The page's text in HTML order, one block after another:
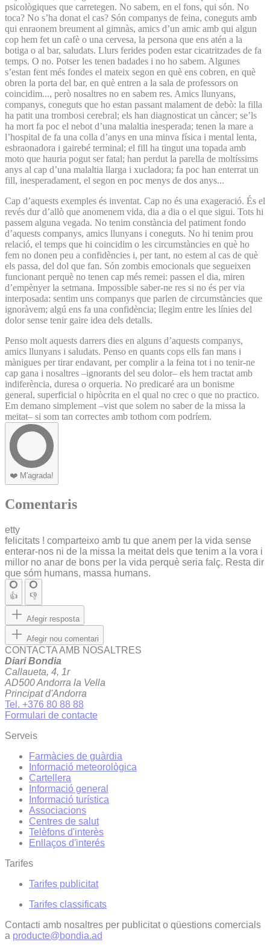
psicològiques que carretegen. No sabem, en el fons, qui són. No
toca? No s’ha donat el cas? Són companys de feina, coneguts amb
qui enraonem breument al gimnàs, amics d’un amic amb qui algun
cop hem fet un cafè o una cervesa, la persona que ens atén a la
botiga o al bar, saludats. Llurs ferides poden estar cicatritzades de fa
temps. O no. Potser les tenen badades i no ho sabem. Algunes
s’estan fent més fondes el mateix segon en què ens cobren, en què
obren la porta del bar, en què entren a la sala de professors on
coincidim..., però nosaltres no en sabem res. Amics llunyans,
companys, coneguts que ho estan passant malament de debò: la filla
ha patit una trombosi cerebral; els han diagnosticat un càncer; se’ls
ha mort fa poc el nebot d’una malaltia inesperada; tenen la mare a
l’hospital de fa una colla d’anys en una minva física i mental lenta,
esbraonadora i gairebé terminal; el fill ha tingut una topada amb
moto que hauria pogut ser fatal; han perdut la parella de moltíssims
anys al cap d’una malaltia llarga i xucladora; fa poc han enterrat un
fill, inesperadament, el segon en poc menys de dos anys...
Cap d’aquests exemples és inventat. Cap no és una exageració. És el
revés dur d’allò que anomenem vida, dia a dia o el que sigui. Tots hi
passem alguna vegada. No tenim constància del patiment fondo
d’aquests companys, amics llunyans i coneguts. No hi tenim prou
relació, el temps que hi coincidim o les circumstàncies en què ho
fem no donen peu a confidències i, per tant, no estem al cas de què
els passa, del dol que fan. Són zombis emocionals que segueixen
funcionant perquè no tenen cap més remei: passen el dia, miren
d’empènyer la setmana. Impossible saber-ne res si no és per via
interposada: sentim uns companys que parlen de circumstàncies que
ignoràvem; algú ens fa una confidència; llegim entre les línies del
dolor sense tenir gaire idea dels detalls.
Penso molt aquests darrers dies en alguns d’aquests companys,
amics llunyans i saludats. Penso en quants cops ells fan mans i
mànigues per tirar endavant, per complir a la feina tot i no tenir-ne
cap gana i nosaltres –ignorants del seu dolor– els hem tractat amb
indiferència, duresa o orqueria. No predicaré ara un bonisme
general, superficial o hipòcrita en el qual no crec o que no practico.
Em demano simplement –vist que solem no saber de la missa la
meitat– si som tan correctes amb tothom com podríem.
❤️ M'agrada!
Comentaris
etty
felicitats ! comparteixo amb tu que anem per la vida sense
enterar-nos ni de la missa la meitat dels que tenim a la vora i
millor no anar de bons per la vida perquè seria falç. Resta dir
que sóm humans, massa humans.
👍 👎
Afegir resposta
Afegir nou comentari
CONTACTA AMB NOSALTRES
Diari Bondia
Callaueta, 4, 1r
AD500 Andorra la Vella
Principat d'Andorra
Tel. +376 80 88 88
Formulari de contacte
Serveis
Farmàcies de guàrdia
Informació meteorològica
Cartellera
Informació general
Informació turística
Associacions
Centres de salut
Telèfons d'interès
Enllaços d'interés
Tarifes
Tarifes publicitat
Tarifes classificats
Contacti amb nosaltres per publicitat o qüestions comercials
a producte@bondia.ad